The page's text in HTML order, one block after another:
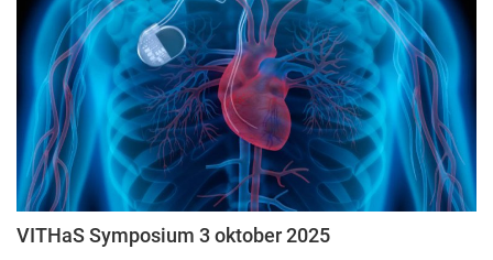
VITHaS Symposium 3 oktober 2025